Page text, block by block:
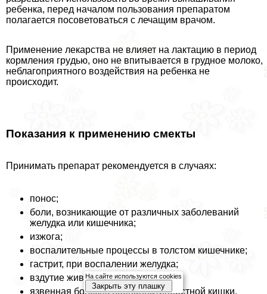
ребенка, перед началом пользования препаратом
полагается посоветоваться с лечащим врачом.
Применение лекарства не влияет на лактацию в период
кормления гpyдью, оно не впитывается в грудное молоко,
нeблагоприятного воздействия на ребенка не
происходит.
Показания к применению смекты
Принимать препарат рекомендуется в случаях:
понос;
боли, возникающие от различных заболеваний
желудка или кишечника;
изжога;
воспалительные процессы в толстом кишечнике;
гастрит, при воспалении желудка;
вздутие живота;
язвенная болезнь двенадцатиперстной кишки.
На сайте используются cookies
Закрыть эту плашку